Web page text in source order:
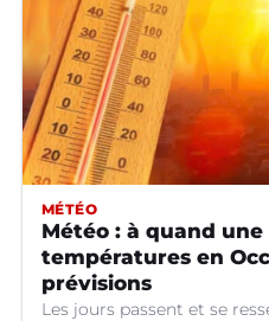
MÉTÉO
Météo : à quand une
températures en
prévisions
Les jours passent et se